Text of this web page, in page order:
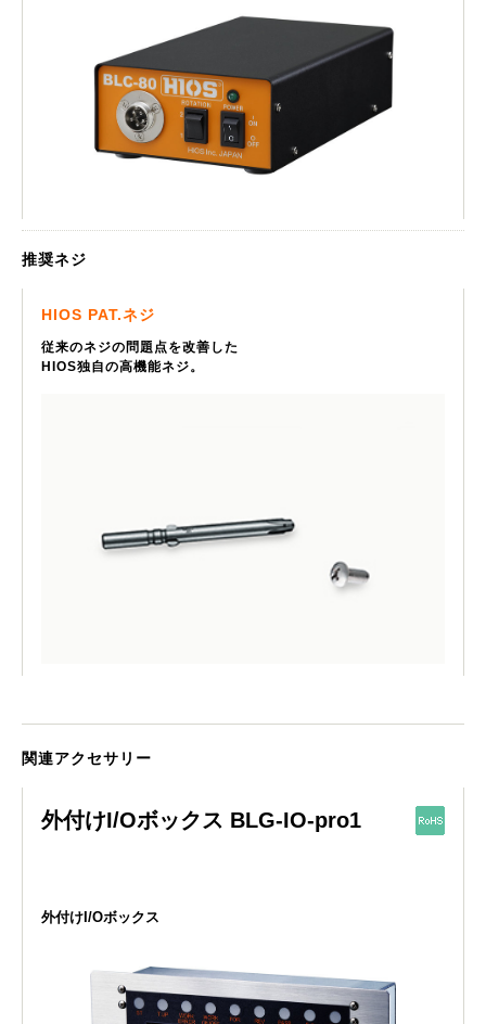
推奨ネジ
HIOS PAT.ネジ
従来のネジの問題点を改善した
HIOS独自の高機能ネジ。
関連アクセサリー
外付けI/Oボックス BLG-IO-pro1
外付けI/Oボックス